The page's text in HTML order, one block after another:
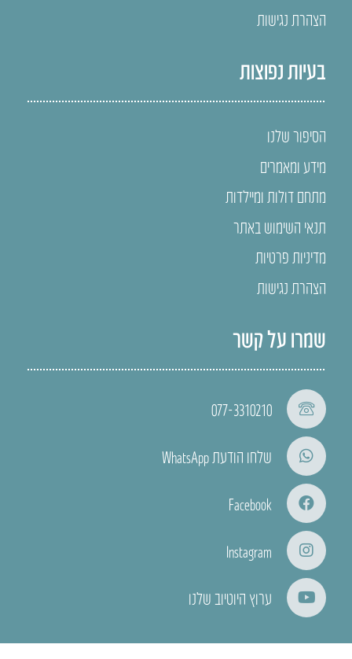
הצהרת נגישות
בעיות נפוצות
הסיפור שלנו
מידע ומאמרים
מתחם דולות ומיילדות
תנאי השימוש באתר
מדיניות פרטיות
הצהרת נגישות
שמרו על קשר
077-3310210
שלחו הודעת WhatsApp
Facebook
Instagram
ערוץ היוטיוב שלנו